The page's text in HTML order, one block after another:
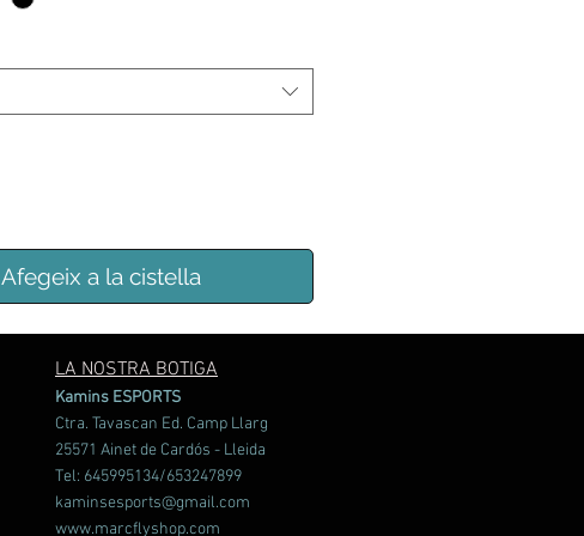
Afegeix a la cistella
LA NOSTRA BOTIGA
Kamins ESPORTS
Ctra. Tavascan Ed. Camp Llarg
25571 Ainet de Cardós - Lleida
Tel: 645995134/653247899
kaminsesports@gmail.com
www.marcflyshop.com